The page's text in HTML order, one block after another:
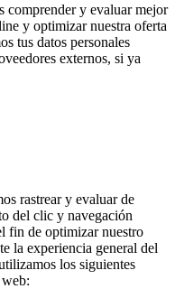
comprender y evaluar mejor
y optimizar nuestra oferta
tus datos personales
externos, si ya
rastrear y evaluar de
del clic y navegación
fin de optimizar nuestro
la experiencia general del
los siguientes